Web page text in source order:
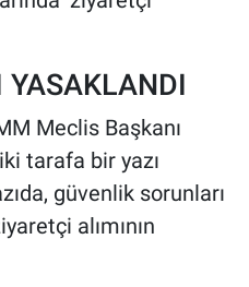
Meclis Başkanı
tarafa bir yazı
güvenlik sorunları
alımının